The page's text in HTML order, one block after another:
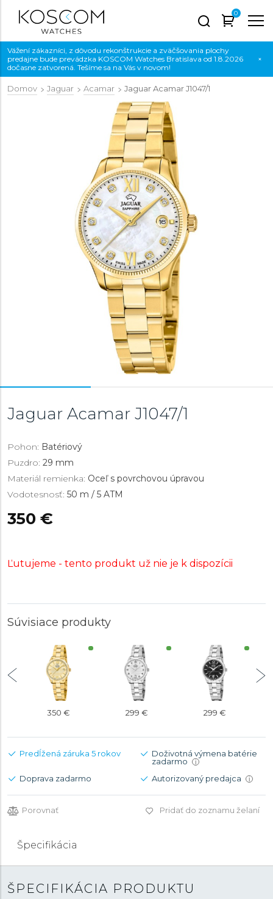
0
Vážení zákazníci, z dôvodu rekonštrukcie a zväčšovania plochy
predajne bude prevádzka KOSCOM Watches Bratislava od 1.8.2026
dočasne zatvorená. Tešíme sa na Vás v novom!
×
Domov Jaguar Acamar Jaguar AcamarJ1047/1
Jaguar Acamar J1047/1
Pohon: Batériový
Puzdro: 29 mm
Materiál remienka: Oceľ s povrchovou úpravou
Vodotesnosť: 50 m / 5 ATM
350 €
Ľutujeme - tento produkt už nie je k dispozícii
Súvisiace produkty
350 € 299 € 299 €
Predĺžená záruka 5 rokov
Doživotná výmena batérie
zadarmo
i
Doprava zadarmo Autorizovaný predajca i
Porovnať Pridať do zoznamu želaní
Špecifikácia
ŠPECIFIKÁCIA PRODUKTU